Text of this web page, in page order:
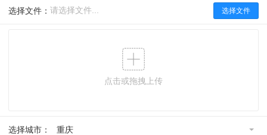
选择文件：
点击或拖拽上传
选择城市： 重庆